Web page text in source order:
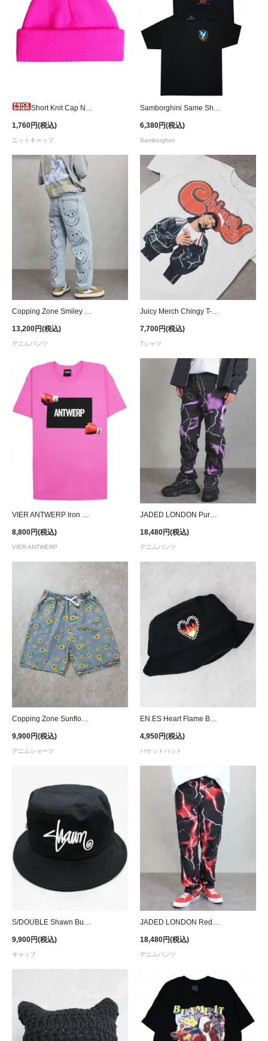
Short Knit Cap Neon Pink
1,760円(税込)
ニットキャップ
6,380円(税込)
Samborghini
13,200円(税込)
デニムパンツ
7,700円(税込)
Tシャツ
8,800円(税込)
VIER ANTWERP
18,480円(税込)
デニムパンツ
9,900円(税込)
デニムショーツ
4,950円(税込)
バケットハット
9,900円(税込)
キャップ
18,480円(税込)
デニムパンツ